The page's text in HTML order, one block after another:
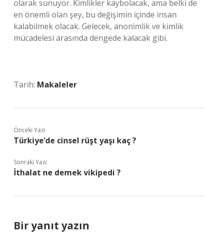
olarak sunuyor. Kimlikler kaybolacak, ama belki de
en önemli olan şey, bu değişimin içinde insan
kalabilmek olacak. Gelecek, anonimlik ve kimlik
mücadelesi arasında dengede kalacak gibi.
Tarih: Makaleler
Önceki Yazı
Türkiye’de cinsel rüşt yaşı kaç ?
Sonraki Yazı
İthalat ne demek vikipedi ?
Bir yanıt yazın